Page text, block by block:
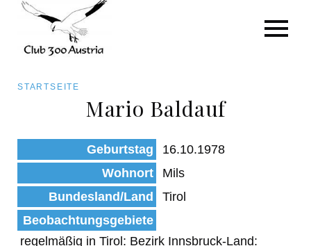
zum
Inhalt
Pfadnavigation
STARTSEITE
Mario Baldauf
Geburtstag
16.10.1978
Wohnort
Mils
Bundesland/Land
Tirol
Beobachtungsgebiete
regelmäßig in Tirol: Bezirk Innsbruck-Land:
Art/Species
Status
Kategorie für die Österreich-Liste
Beobachtungen